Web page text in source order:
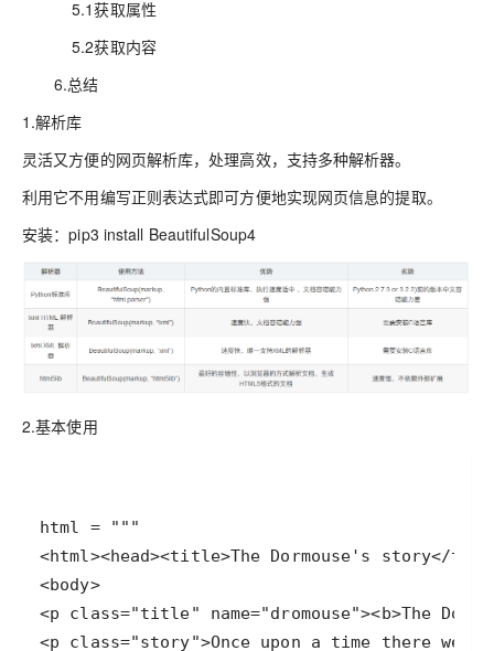
5.1获取属性
5.2获取内容
6.总结
1.解析库
灵活又方便的网页解析库，处理高效，支持多种解析器。
利用它不用编写正则表达式即可方便地实现网页信息的提取。
安装：pip3 install BeautifulSoup4
2.基本使用
<body>